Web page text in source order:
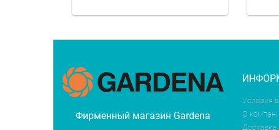
Фирменный магазин Gardena
Условия
О
Доставка